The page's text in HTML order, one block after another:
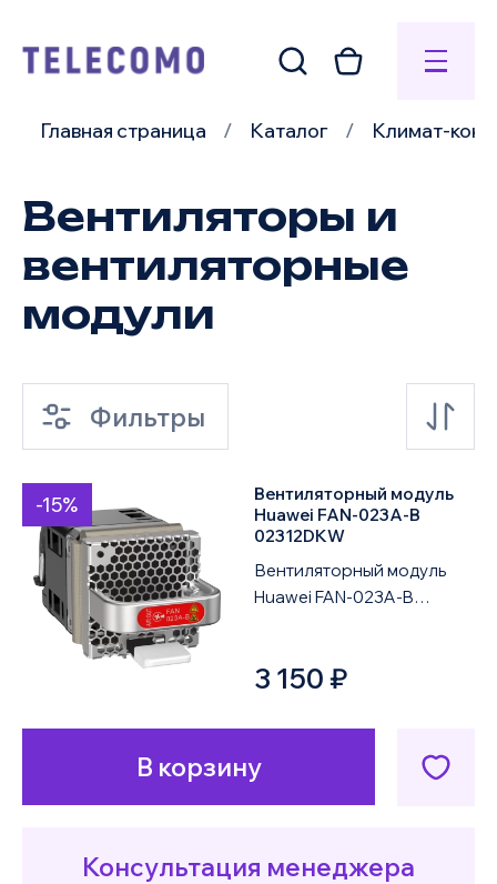
Главная страница Каталог Климат-
Вентиляторы и
вентиляторные
модули
Фильтры
по умолчанию
по возрастанию цены
по убыванию цены
-15%
Вентиляторный модуль
Huawei FAN-023A-B
02312DKW
Вентиляторный модуль
Huawei FAN-023A-B
оборудование Huawei и
3 150 ₽
В корзину
Консультация менеджера